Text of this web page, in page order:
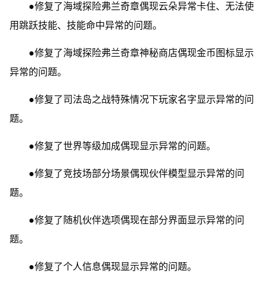
●修复了海域探险弗兰奇章偶现云朵异常卡住、无法使
用跳跃技能、技能命中异常的问题。
●修复了海域探险弗兰奇章神秘商店偶现金币图标显示
异常的问题。
●修复了司法岛之战特殊情况下玩家名字显示异常的问
题。
●修复了世界等级加成偶现显示异常的问题。
●修复了竞技场部分场景偶现伙伴模型显示异常的问
题。
●修复了随机伙伴选项偶现在部分界面显示异常的问
题。
●修复了个人信息偶现显示异常的问题。